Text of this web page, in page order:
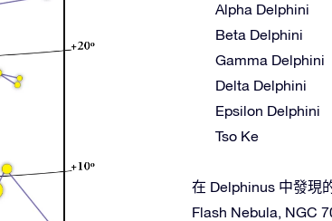
Alpha Delphini
Beta Delphini
Gamma Delphini
Delta Delphini
Epsilon Delphini
Tso Ke
在 Delphinus 中發現
Flash Nebula, NGC